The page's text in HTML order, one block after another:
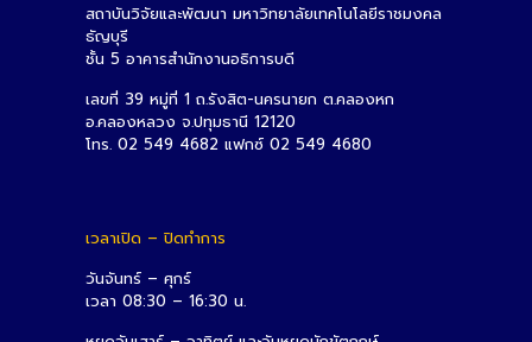
สถาบันวิจัยและพัฒนา มหาวิทยาลัยเทคโนโลยีราชมงคล
ธัญบุรี
ชั้น 5 อาคารสำนักงานอธิการบดี
เลขที่ 39 หมู่ที่ 1 ถ.รังสิต-นครนายก ต.คลองหก
อ.คลองหลวง จ.ปทุมธานี 12120
โทร. 02 549 4682 แฟกซ์ 02 549 4680
เวลาเปิด – ปิดทำการ
วันจันทร์ – ศุกร์
เวลา 08:30 – 16:30 น.